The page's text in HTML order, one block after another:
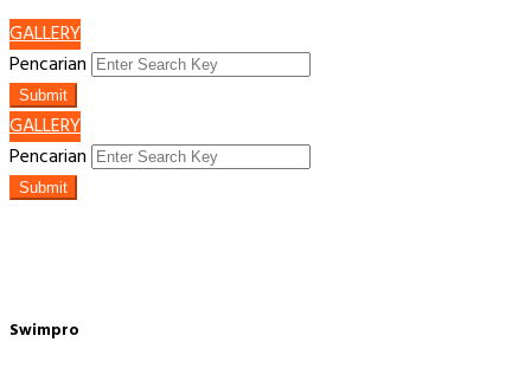
GALLERY
Pencarian
Submit
GALLERY
Pencarian
Submit
Swimpro